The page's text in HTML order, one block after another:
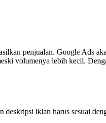
penjualan. Google Ads
volumenya lebih kecil.
iklan harus sesuai